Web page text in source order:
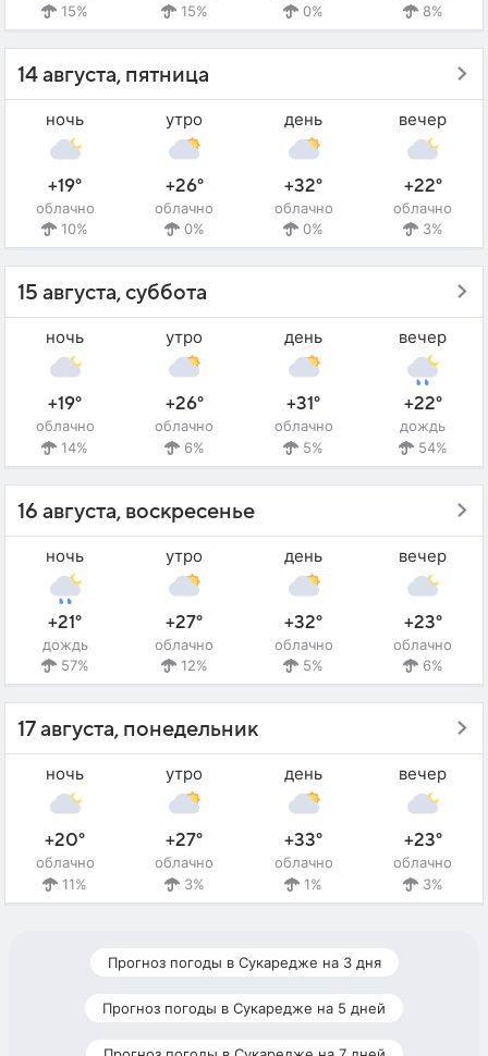
15%
15%
0%
8%
14 августа, пятница
ночь
+19°
облачно
10%
утро
+26°
облачно
0%
день
+32°
облачно
0%
вечер
+22°
облачно
3%
15 августа, суббота
ночь
+19°
облачно
14%
утро
+26°
облачно
6%
день
+31°
облачно
5%
вечер
+22°
дождь
54%
16 августа, воскресенье
ночь
+21°
дождь
57%
утро
+27°
облачно
12%
день
+32°
облачно
5%
вечер
+23°
облачно
6%
17 августа, понедельник
ночь
+20°
облачно
11%
утро
+27°
облачно
3%
день
+33°
облачно
1%
вечер
+23°
облачно
3%
Прогноз погоды в Сукаредже на 3 дня
Прогноз погоды в Сукаредже на 5 дней